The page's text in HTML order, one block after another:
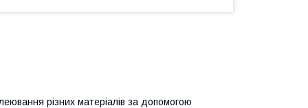
різних матеріалів за допомогою